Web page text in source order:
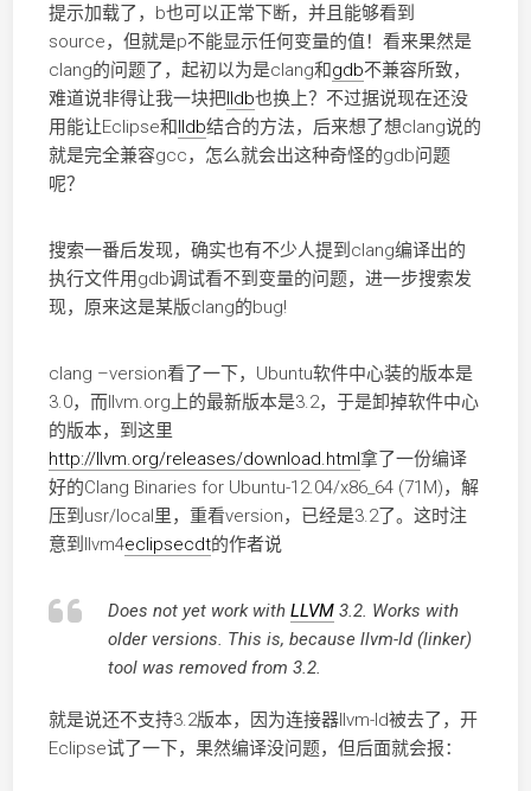
提示加载了，b也可以正常下断，并且能够看到
source，但就是p不能显示任何变量的值！看来果然是
clang的问题了，起初以为是clang和gdb不兼容所致，
难道说非得让我一块把lldb也换上？不过据说现在还没
用能让Eclipse和lldb结合的方法，后来想了想clang说的
就是完全兼容gcc，怎么就会出这种奇怪的gdb问题
呢？
搜索一番后发现，确实也有不少人提到clang编译出的
执行文件用gdb调试看不到变量的问题，进一步搜索发
现，原来这是某版clang的bug!
clang –version看了一下，Ubuntu软件中心装的版本是
3.0，而llvm.org上的最新版本是3.2，于是卸掉软件中心
的版本，到这里
http://llvm.org/releases/download.html拿了一份编译
好的Clang Binaries for Ubuntu-12.04/x86_64 (71M)，解
压到usr/local里，重看version，已经是3.2了。这时注
意到llvm4eclipsecdt的作者说
Does not yet work with LLVM3.2. Works with
older versions. This is, because llvm-ld (linker)
tool was removed from 3.2.
就是说还不支持3.2版本，因为连接器llvm-ld被去了，开
Eclipse试了一下，果然编译没问题，但后面就会报：